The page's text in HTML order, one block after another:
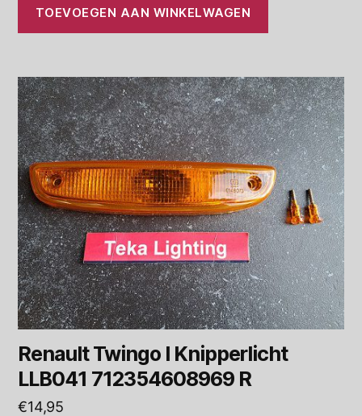
TOEVOEGEN AAN WINKELWAGEN
Renault Twingo I Knipperlicht
LLB041 712354608969 R
€14,95